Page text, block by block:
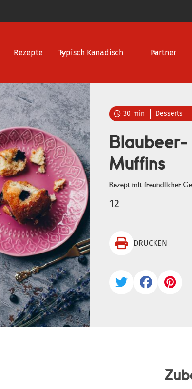
Rezepte Typisch Kanadisch Partner
 30 min Desserts
Muffins
Rezept mit freundlicher
12
 DRUCKEN
  